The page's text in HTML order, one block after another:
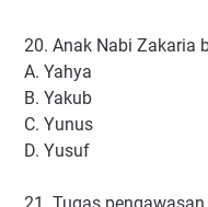
20. Anak Nabi Zakaria
A. Yahya
B. Yakub
C. Yunus
D. Yusuf
21. Tugas